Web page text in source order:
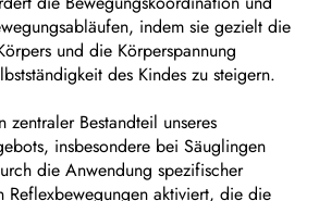
indem sie gezielt die
und die Körperspannung
des Kindes zu steigern.
zentraler Bestandteil unseres
insbesondere bei Säuglingen
die Anwendung spezifischer
Reflexbewegungen aktiviert, die die